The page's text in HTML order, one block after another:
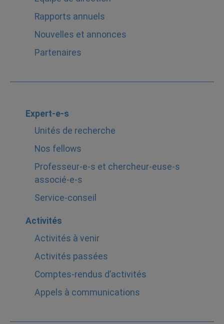
Rapports annuels
Nouvelles et annonces
Partenaires
Expert-e-s
Unités de recherche
Nos fellows
Professeur-e-s et chercheur-euse-s
associé-e-s
Service-conseil
Activités
Activités à venir
Activités passées
Comptes-rendus d’activités
Appels à communications